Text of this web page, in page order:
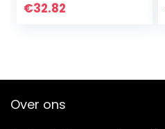
€32.82
Over ons